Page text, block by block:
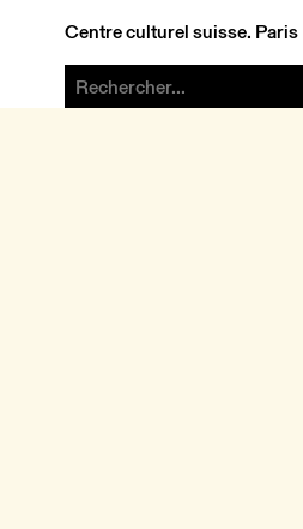
Centre culturel suisse. Paris